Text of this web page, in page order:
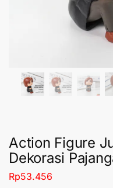
Action Figure
Dekorasi
Rp53.456